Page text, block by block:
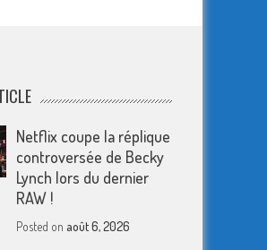
Netflix coupe la réplique
controversée de Becky
Lynch lors du dernier
RAW !
Posted on août 6, 2026